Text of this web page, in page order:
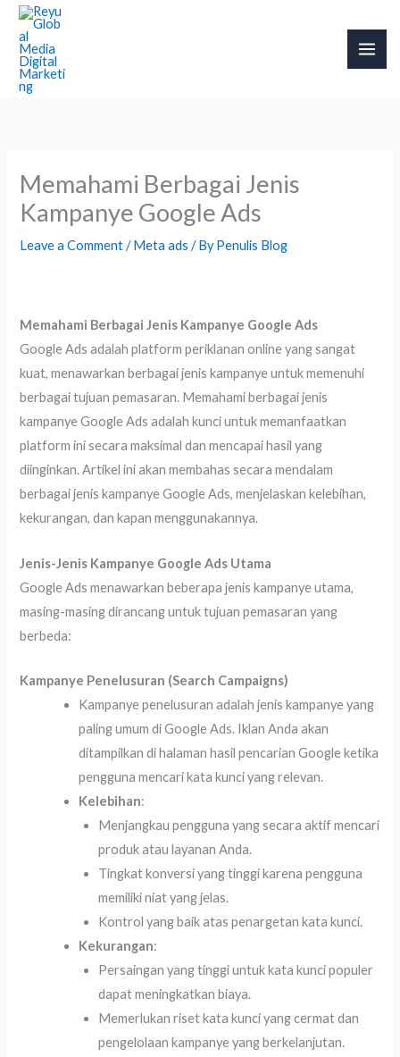
Skip
content
Memahami Berbagai Jenis
Kampanye Google Ads
Leave a Comment /Meta ads / ByPenulis Blog
Memahami Berbagai Jenis Kampanye Google Ads
Google Ads adalah platform periklanan online yang sangat
kuat, menawarkan berbagai jenis kampanye untuk memenuhi
berbagai tujuan pemasaran. Memahami berbagai jenis
kampanye Google Ads adalah kunci untuk memanfaatkan
platform ini secara maksimal dan mencapai hasil yang
diinginkan. Artikel ini akan membahas secara mendalam
berbagai jenis kampanye Google Ads, menjelaskan kelebihan,
kekurangan, dan kapan menggunakannya.
Jenis-Jenis Kampanye Google Ads Utama
Google Ads menawarkan beberapa jenis kampanye utama,
masing-masing dirancang untuk tujuan pemasaran yang
berbeda:
Kampanye Penelusuran (Search Campaigns)
Kampanye penelusuran adalah jenis kampanye yang
paling umum di Google Ads. Iklan Anda akan
ditampilkan di halaman hasil pencarian Google ketika
pengguna mencari kata kunci yang relevan.
Kelebihan:
Menjangkau pengguna yang secara aktif mencari
produk atau layanan Anda.
Tingkat konversi yang tinggi karena pengguna
memiliki niat yang jelas.
Kontrol yang baik atas penargetan kata kunci.
Kekurangan:
Persaingan yang tinggi untuk kata kunci populer
dapat meningkatkan biaya.
Memerlukan riset kata kunci yang cermat dan
pengelolaan kampanye yang berkelanjutan.